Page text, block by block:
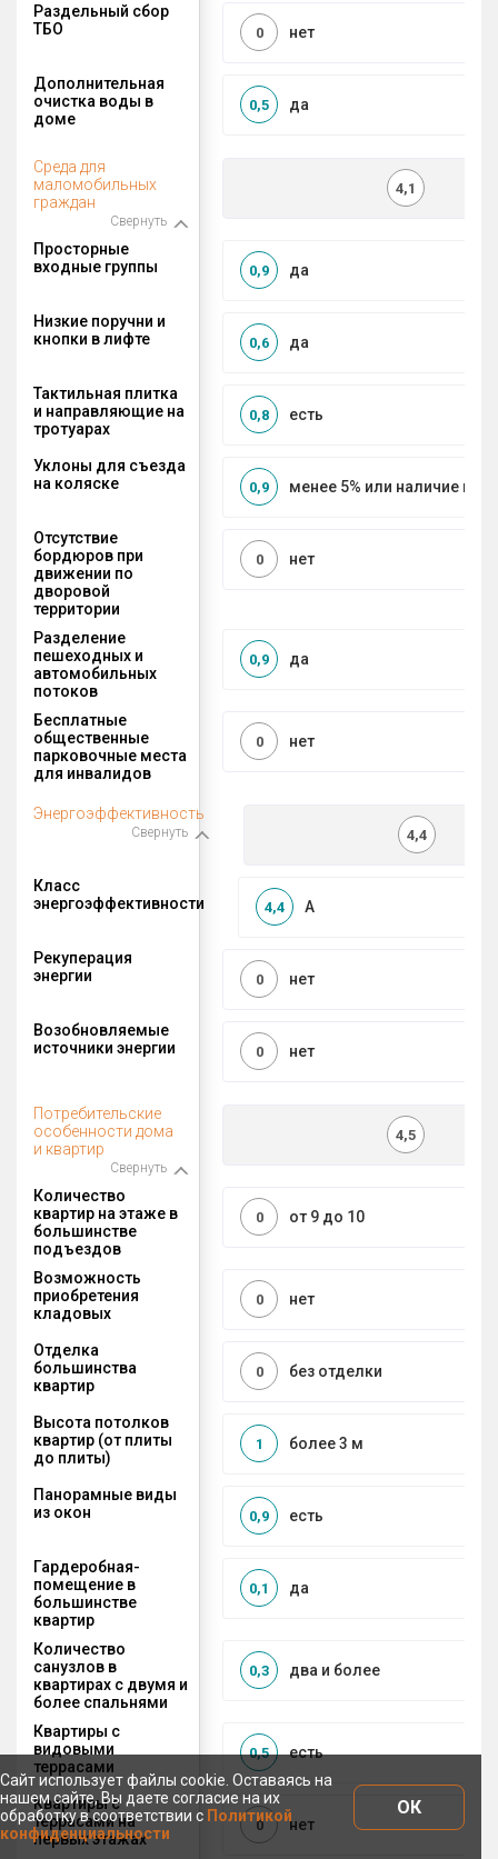
Раздельный сбор
ТБО
нет
0
Дополнительная
очистка воды в
доме
да
0,5
Среда для
маломобильных
граждан
Свернуть
4,1
Просторные
входные группы
да
0,9
Низкие поручни и
кнопки в лифте
да
0,6
Тактильная плитка
и направляющие на
тротуарах
есть
0,8
Уклоны для съезда
на коляске
менее 5% или наличие
0,9
Отсутствие
бордюров при
движении по
дворовой
территории
нет
0
Разделение
пешеходных и
автомобильных
потоков
да
0,9
Бесплатные
общественные
парковочные места
для инвалидов
нет
0
Энергоэффективность
Свернуть 4,4
Класс
энергоэффективности
A
4,4
Рекуперация
энергии
нет
0
Возобновляемые
источники энергии
нет
0
Потребительские
особенности дома
и квартир
Свернуть
4,5
Количество
квартир на этаже в
большинстве
подъездов
от 9 до 10
0
Возможность
приобретения
кладовых
нет
0
Отделка
большинства
квартир
без отделки
0
Высота потолков
квартир (от плиты
до плиты)
более 3 м
1
Панорамные виды
из окон
есть
0,9
Гардеробная-
помещение в
большинстве
квартир
да
0,1
Количество
санузлов в
квартирах с двумя и
более спальнями
два и более
0,3
Квартиры с
видовыми
террасами
есть
0,5
Квартиры с
террасами на
первых этажах
нет
0
Сайт использует файлы cookie. Оставаясь на
нашем сайте, Вы даете согласие на их
обработку в соответствии с Политикой
конфиденциальности
ОК